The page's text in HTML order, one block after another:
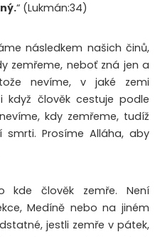
“ (Lukmán:34)
následkem našich činů,
zemřeme, neboť zná jen a
nevíme, v jaké zemi
když člověk cestuje podle
kdy zemřeme, tudíž
Prosíme Alláha, aby
kde člověk zemře. Není
Medíně nebo na jiném
jestli zemře v pátek,